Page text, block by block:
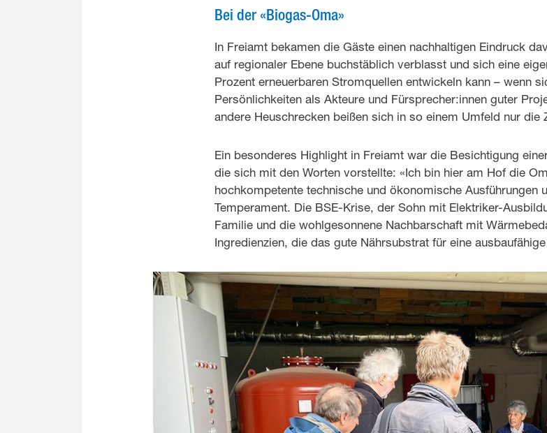
Bei der «Biogas-Oma»
In Freiamt bekamen die Gäste einen nachhaltigen Eindruck
auf regionaler Ebene buchstäblich verblasst und sich eine
Prozent erneuerbaren Stromquellen entwickeln kann – wenn
Persönlichkeiten als Akteure und Fürsprecher:innen guter
andere Heuschrecken beißen sich in so einem Umfeld nur die
Ein besonderes Highlight in Freiamt war die Besichtigung
die sich mit den Worten vorstellte: «Ich bin hier am Hof die
hochkompetente technische und ökonomische Ausführungen
Temperament. Die BSE-Krise, der Sohn mit Elektriker-
Familie und die wohlgesonnene Nachbarschaft mit
Ingredienzien, die das gute Nährsubstrat für eine